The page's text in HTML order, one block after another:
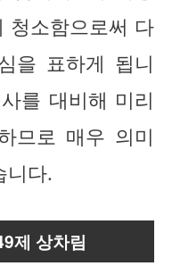
청소함으로써 다
을 표하게 됩니
를 대비해 미리
므로 매우 의미
니다.
제 상차림